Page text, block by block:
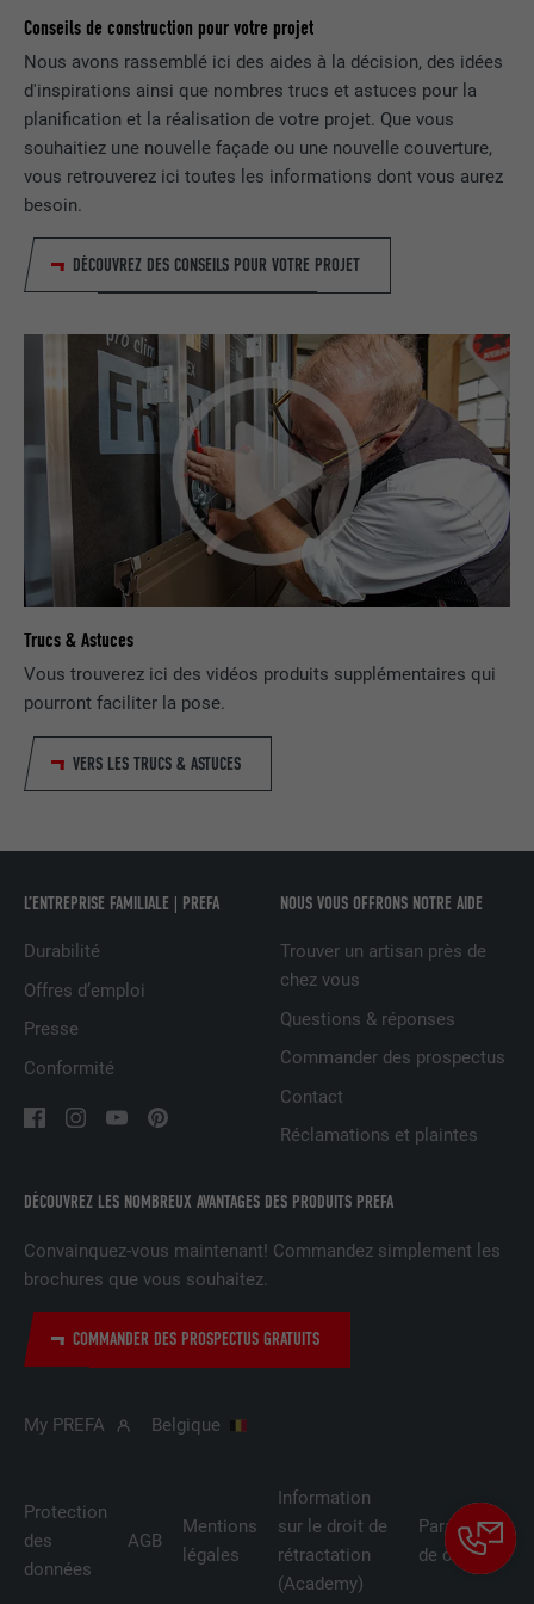
Conseils de construction pour votre projet
Nous avons rassemblé ici des aides à la décision, des idées
d'inspirations ainsi que nombres trucs et astuces pour la
planification et la réalisation de votre projet. Que vous
souhaitiez une nouvelle façade ou une nouvelle couverture,
vous retrouverez ici toutes les informations dont vous aurez
besoin.
DÉCOUVREZ DES CONSEILS POUR VOTRE PROJET
Trucs & Astuces
Vous trouverez ici des vidéos produits supplémentaires qui
pourront faciliter la pose.
VERS LES TRUCS & ASTUCES
DÉCOUVREZ LES NOMBREUX AVANTAGES DES PRODUITS PREFA
Convainquez-vous maintenant! Commandez simplement les
brochures que vous souhaitez.
COMMANDER DES PROSPECTUS GRATUITS
L’ENTREPRISE FAMILIALE | PREFA
Durabilité
Offres d’emploi
Presse
Conformité
NOUS VOUS OFFRONS NOTRE AIDE
Trouver un artisan près de
chez vous
Questions & réponses
Commander des prospectus
Contact
Réclamations et plaintes
My PREFA Belgique
Protection
des
données
AGB
Mentions
légales
Information
sur le droit de
rétractation
(Academy)
Paramètres
de cookies
contient aucun élément d'identification.
EXPIRATION
UTILITÉ
Utilisé par LinkedIn lorsqu'un site
Internet contient une fenêtre « Suivez-
nous » intégrée.
NOM
FOURNISSEUR LinkedIn
UTILITÉ
Utilisé par le service de réseau social
LinkedIn pour suivre l'utilisation de
services intégrés.
bscookie
FOURNISSEUR LinkedIn
EXPIRATION 2 ans
LinkedIn pour suivre l'utilisation de
services intégrés
NOM UserMatchHistory
FOURNISSEUR LinkedIn
EXPIRATION 29 jours
UTILITÉ
Est utilisé pour suivre l'utilisateur sur
plusieurs sites Internet afin d'afficher de
la publicité adaptée aux préférences de
NOM
Utilisé par le service de réseau social
services intégrés
EXPIRATION 1 an
Est utilisé pour garantir que le même
attribut SameSite est disponible pour